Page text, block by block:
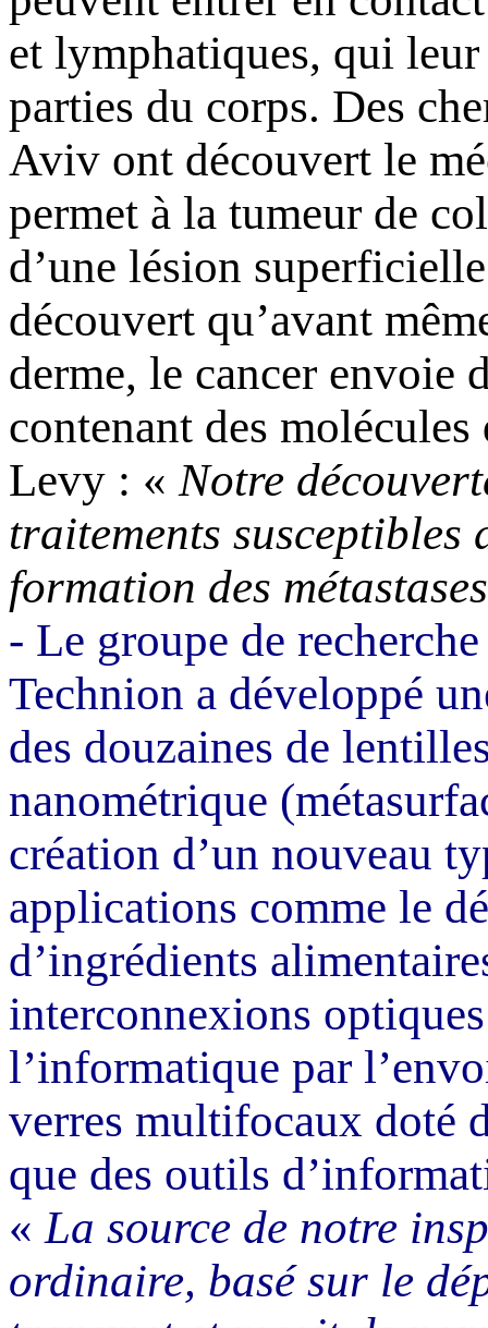
et lymphatiques, qui
parties du corps. Des
Aviv ont découvert le
permet à la tumeur de
d’une lésion super­ficielle
découvert qu’avant
derme, le cancer envoie
contenant des
Levy : « Notre
traitements susceptibles
formation des
- Le groupe de
Technion a développé
des douzaines de
nanométrique (
création d’un nouveau
applications comme le
d’ingrédients
interconnexions
l’informatique par
verres multifocaux doté
que des outils
« La source de notre
ordinaire, basé sur le